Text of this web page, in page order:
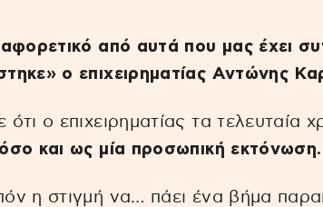
από αυτά που μας έχει
ο επιχειρηματίας Αντώνης
ότι ο επιχειρηματίας τα τελευταία
και ως μία προσωπική εκτόνωση.
η στιγμή να… πάει ένα βήμα